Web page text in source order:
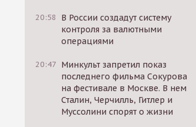
20:58
В России создадут систему
контроля за валютными
операциями
20:47 Минкульт запретил показ
последнего фильма Сокурова
на фестивале в Москве. В нем
Сталин, Черчилль, Гитлер и
Муссолини спорят о жизни